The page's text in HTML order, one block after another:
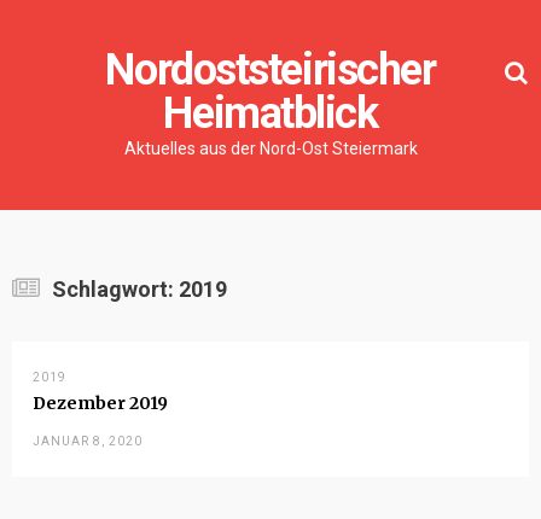
Nordoststeirischer
Heimatblick
Aktuelles aus der Nord-Ost Steiermark
Schlagwort: 2019
2019
Dezember 2019
JANUAR 8, 2020